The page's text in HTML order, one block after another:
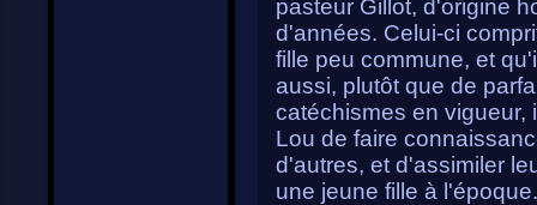
pasteur Gillot, d'origine
d'années. Celui-ci
fille peu commune, et
aussi, plutôt que de
catéchismes en vigueur,
Lou de faire
d'autres, et d'assimiler
une jeune fille à